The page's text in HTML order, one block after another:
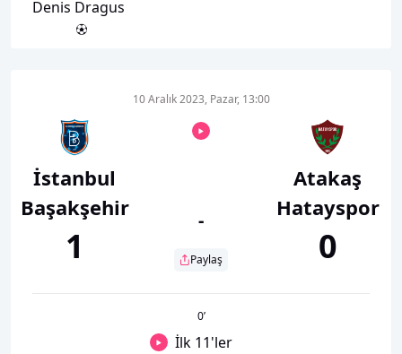
Denis Dragus
İstanbul
Başakşehir
1
10 Aralık 2023, Pazar, 13:00
-
Paylaş
Atakaş
Hatayspor
0
0’
İlk 11'ler